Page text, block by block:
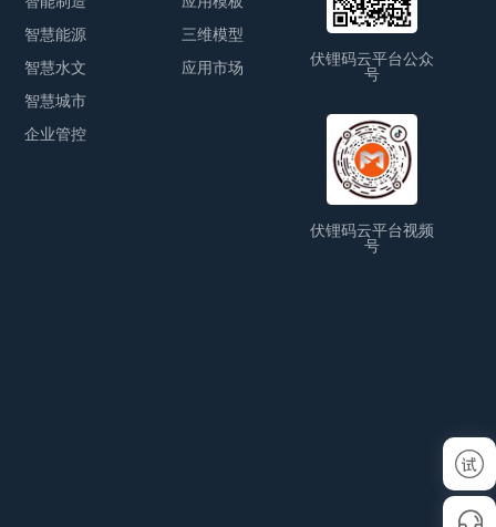
智慧能源
智慧水文
智慧城市
企业管控
三维模型
应用市场
伏锂码云平台公众
号
伏锂码云平台视频
号